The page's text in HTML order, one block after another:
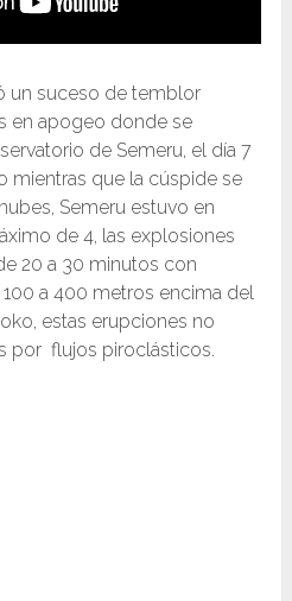
un suceso de temblor
en apogeo donde se
de Semeru, el día 7
mientras que la cúspide se
Semeru estuvo en
de 4, las explosiones
20 a 30 minutos con
a 400 metros encima del
estas erupciones no
por flujos piroclásticos.